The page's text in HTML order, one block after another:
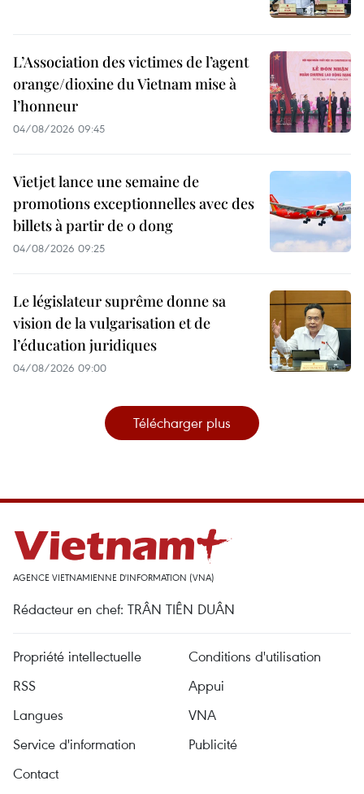
L’Association des victimes de l’agent
orange/dioxine du Vietnam mise à
l’honneur
04/08/2026 09:45
Vietjet lance une semaine de
promotions exceptionnelles avec des
billets à partir de 0 dong
04/08/2026 09:25
Le législateur suprême donne sa
vision de la vulgarisation et de
l’éducation juridiques
04/08/2026 09:00
Télécharger plus
AGENCE VIETNAMIENNE D'INFORMATION (VNA)
Rédacteur en chef: TRÂN TIÊN DUÂN
Propriété intellectuelle
Conditions d'utilisation
RSS
Appui
Langues
VNA
Service d'information
Publicité
Contact